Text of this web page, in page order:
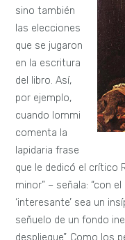
sino también
las elecciones
que se jugaron
en la escritura
del libro. Así,
por ejemplo,
cuando Iommi
comenta la
lapidaria frase
que le dedicó el crítico
minor” – señala: “con
‘interesante’ sea un
señuelo de un fondo
despliegue”. Como los